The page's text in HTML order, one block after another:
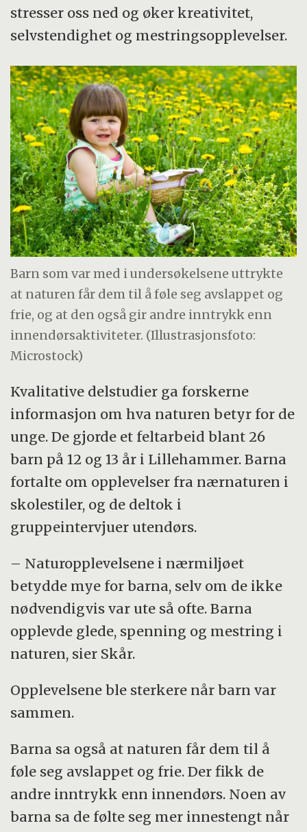
stresser oss ned og øker kreativitet,
selvstendighet og mestringsopplevelser.
Barn som var med i undersøkelsene uttrykte
at naturen får dem til å føle seg avslappet og
frie, og at den også gir andre inntrykk enn
innendørsaktiviteter. (Illustrasjonsfoto:
Microstock)
Kvalitative delstudier ga forskerne
informasjon om hva naturen betyr for de
unge. De gjorde et feltarbeid blant 26
barn på 12 og 13 år i Lillehammer. Barna
fortalte om opplevelser fra nærnaturen i
skolestiler, og de deltok i
gruppeintervjuer utendørs.
– Naturopplevelsene i nærmiljøet
betydde mye for barna, selv om de ikke
nødvendigvis var ute så ofte. Barna
opplevde glede, spenning og mestring i
naturen, sier Skår.
Opplevelsene ble sterkere når barn var
sammen.
Barna sa også at naturen får dem til å
føle seg avslappet og frie. Der fikk de
andre inntrykk enn innendørs. Noen av
barna sa de følte seg mer innestengt når